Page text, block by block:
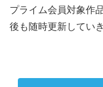
プライム会員対象作
後も随時更新してい